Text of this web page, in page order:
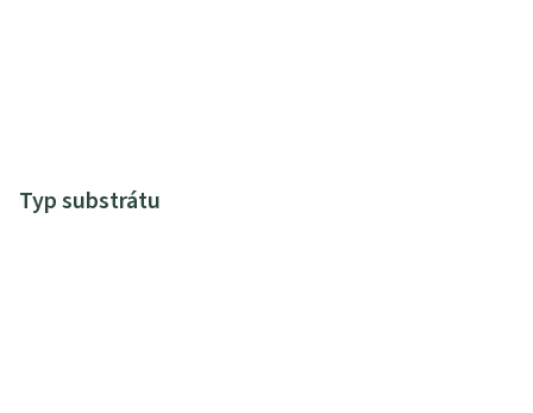
Typ substrátu